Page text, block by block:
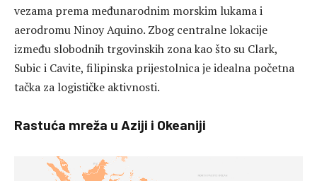
vezama prema međunarodnim morskim lukama i
aerodromu Ninoy Aquino. Zbog centralne lokacije
između slobodnih trgovinskih zona kao što su Clark,
Subic i Cavite, filipinska prijestolnica je idealna početna
tačka za logističke aktivnosti.
Rastuća mreža u Aziji i Okeaniji